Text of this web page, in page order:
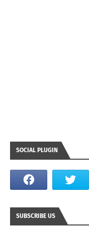
SOCIAL PLUGIN
SUBSCRIBE US